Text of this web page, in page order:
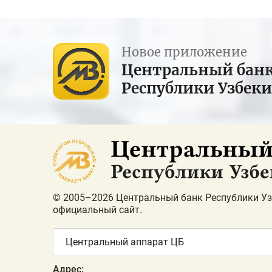
Новое приложение
Центральный
Республики
© 2005–2026 Центральный банк Республики
официальный сайт.
Центральный аппарат ЦБ
Адрес: